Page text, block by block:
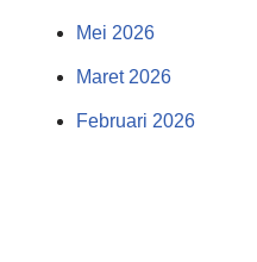
Mei 2026
Maret 2026
Februari 2026